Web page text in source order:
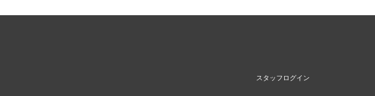
スタッフログイン